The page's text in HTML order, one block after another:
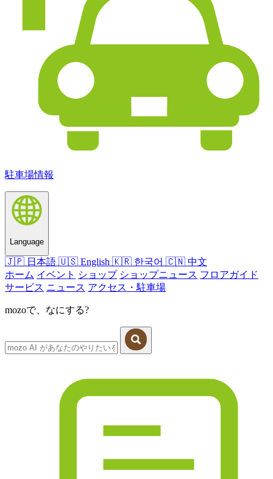
駐車場情報
Language
🇯🇵 日本語 🇺🇸 English 🇰🇷 한국어 🇨🇳 中文
ホーム イベント ショップ ショップニュース フロアガイド
サービス ニュース アクセス・駐車場
mozoで、なにする?